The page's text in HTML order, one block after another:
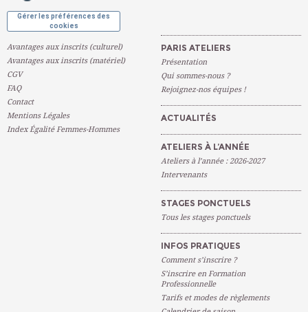
Gérer les préférences des
cookies
Avantages aux inscrits (culturel)
Avantages aux inscrits (matériel)
CGV
FAQ
Contact
Mentions Légales
Index Égalité Femmes-Hommes
PARIS ATELIERS
Présentation
Qui sommes-nous ?
Rejoignez-nos équipes !
ACTUALITÉS
ATELIERS À L’ANNÉE
Ateliers à l’année : 2026-2027
Intervenants
STAGES PONCTUELS
Tous les stages ponctuels
INFOS PRATIQUES
Comment s’inscrire ?
S’inscrire en Formation
Professionnelle
Tarifs et modes de règlements